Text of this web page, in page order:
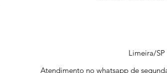
Limeira/SP
Atendimento no whatsapp de